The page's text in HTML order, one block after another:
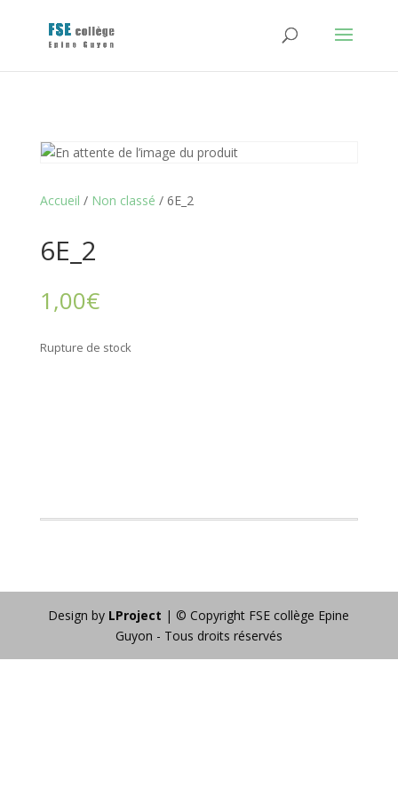
Accueil / Non classé / 6E_2
6E_2
1,00€
Rupture de stock
Design by LProject | © Copyright FSE collège Epine
Guyon - Tous droits réservés